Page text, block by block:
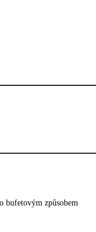
bufetovým způsobem